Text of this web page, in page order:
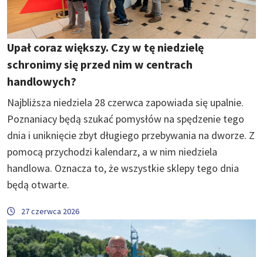
Upał coraz większy. Czy w tę niedzielę
schronimy się przed nim w centrach
handlowych?
Najbliższa niedziela 28 czerwca zapowiada się upalnie.
Poznaniacy będą szukać pomysłów na spędzenie tego
dnia i uniknięcie zbyt długiego przebywania na dworze. Z
pomocą przychodzi kalendarz, a w nim niedziela
handlowa. Oznacza to, że wszystkie sklepy tego dnia
będą otwarte.
27 czerwca 2026